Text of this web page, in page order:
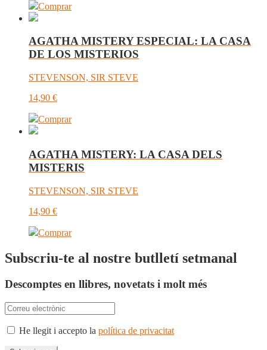
Comprar
AGATHA MISTERY ESPECIAL: LA CASA
DE LOS MISTERIOS
STEVENSON, SIR STEVE
14,90 €
Comprar
AGATHA MISTERY: LA CASA DELS
MISTERIS
STEVENSON, SIR STEVE
14,90 €
Comprar
Subscriu-te al nostre butlletí setmanal
Descomptes en llibres, novetats i molt més
He llegit i accepto la política de privacitat